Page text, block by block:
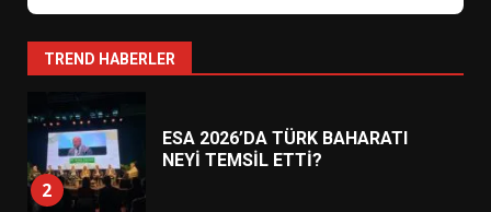
TREND HABERLER
1
HAREKETE GEÇİYOR: GÖZLER
2
ESA 2026’DA TÜRK BAHARATI
NEYİ TEMSİL ETTİ?